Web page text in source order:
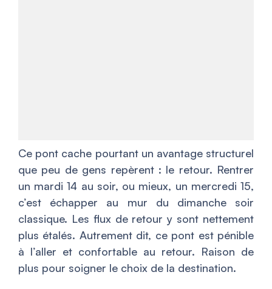
Ce pont cache pourtant un avantage structurel
que peu de gens repèrent : le retour. Rentrer
un mardi 14 au soir, ou mieux, un mercredi 15,
c’est échapper au mur du dimanche soir
classique. Les flux de retour y sont nettement
plus étalés. Autrement dit, ce pont est pénible
à l’aller et confortable au retour. Raison de
plus pour soigner le choix de la destination.